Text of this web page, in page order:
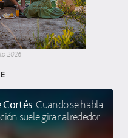
2026
Cortés Cuando se habla
suele girar alrededor